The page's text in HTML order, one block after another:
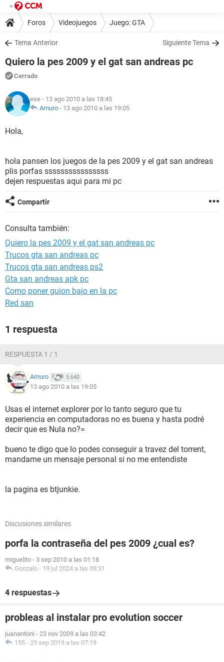
Foros Videojuegos Juego: GTA
Tema Anterior Siguiente Tema
Quiero la pes 2009 y el gat san andreas pc
Cerrado
ese - 13 ago 2010 a las 18:45
Amuro - 13 ago 2010 a las 19:05
Hola,
hola pansen los juegos de la pes 2009 y el gat san andreas
plis porfas ssssssssssssssss
dejen respuestas aqui para mi pc
Compartir
Consulta también:
Quiero la pes 2009 y el gat san andreas pc
Trucos gta san andreas pc
Trucos gta san andreas ps2
Gta san andreas apk pc
Como poner guion bajo en la pc
Red san
1 respuesta
RESPUESTA 1 / 1
Amuro 5.640
13 ago 2010 a las 19:05
Usas el internet explorer por lo tanto seguro que tu
experiencia en computadoras no es buena y hasta podré
decir que es Nula no?=
bueno te digo que lo podes conseguir a travez del torrent,
mandame un mensaje personal si no me entendiste
la pagina es btjunkie.
Discusiones similares
porfa la contraseña del pes 2009 ¿cual es?
miguelito - 3 sep 2010 a las 01:18
Gonzalo - 19 jul 2024 a las 09:31
4 respuestas
probleas al instalar pro evolution soccer
juanantoni - 23 nov 2009 a las 03:42
155 - 23 sep 2019 a las 07:19